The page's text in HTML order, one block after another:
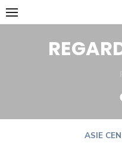
Skip
to
ASIE